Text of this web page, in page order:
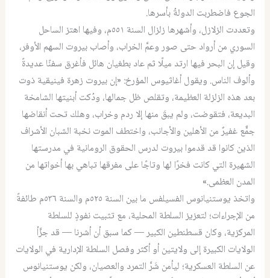
الجوع فاضطربت الدولةُ بأسرها.
وتعددت الزلازل، وأشهرها زلزال السنة ٥٥١م، وفيها اهتز الساحل
السوري من أرواد حتى صور وعمَّ الخراب، وأصاب بيروت السهم الأوفر،
وقيل إن البحر فيها ارتد ميلًا ثم عاد بطغيان هائل فأغرق سفنًا عديدةً
وألوف الناس. ويقول أغاثيوس المؤرخ: «إن بيروت زهرة فينيقية ذوت
بعد هذه الزلزلة العظيمة، وتقلص ظل جمالها، ودُكت أبنيتها الشامخة
البديعة، فتقوضت، ولم يبقَ منها إلا ردم وخراب، وهلك تحت أنقاضها
جمٌّع غفيرٌ من الأهلين والأجانب، واختطف الموت نخبة الشبان الأشراف
الذين كانوا قد قدموا بيروت لدرس الحقوق الرومانية في مدرستها
الشهيرة التي كانت فخرًا لها وتاجًا على مفرقها تباهي بها أخواتها من
المدن العظمى.»
واتخذ يوستنيانوس الفسيلفس ما بين السنة ٥٢٥م والسنة ٥٣٦م طائفةً
من الإجراءات؛ لتعزيز السلطة المحلية، مع تثبيت نفوذٍ للسلطة
المركزية، وكان قسطنطين الكبير — كما سبق أن أشرنا — قد جزَّأ
الولايات الكبيرة إلى ولايتين أو أكثر وفصل السلطة الإدارية في الولايات
عن السلطة العسكرية؛ ليأمن شَرَّ التمرد والعصيان، ولكن يوستنيانوس